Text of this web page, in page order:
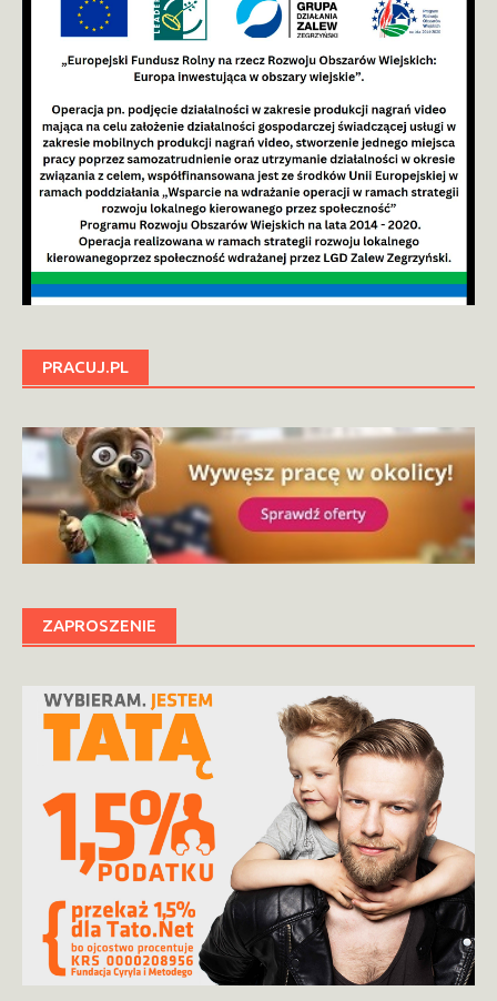
PRACUJ.PL
ZAPROSZENIE